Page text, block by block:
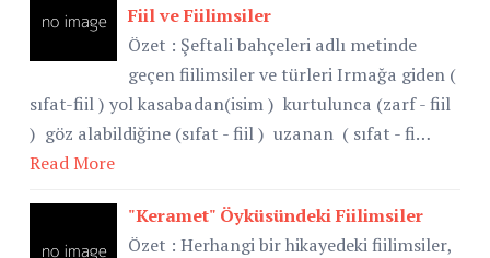
Fiil ve Fiilimsiler
Özet : Şeftali bahçeleri adlı metinde
geçen fiilimsiler ve türleri Irmağa giden (
sıfat-fiil ) yol kasabadan(isim ) kurtulunca (zarf - fiil
) göz alabildiğine (sıfat - fiil ) uzanan ( sıfat - fi…
Read More
"Keramet" Öyküsündeki Fiilimsiler
Özet : Herhangi bir hikayedeki fiilimsiler,